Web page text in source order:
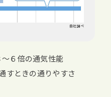
６倍の通気性能
すときの通りやすさ